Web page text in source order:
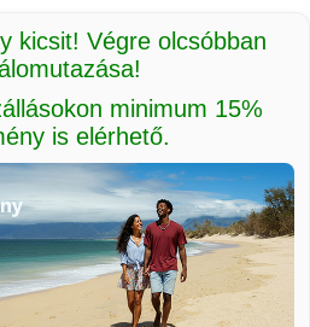
kicsit! Végre olcsóbban
minimum 15%
is elérhető.